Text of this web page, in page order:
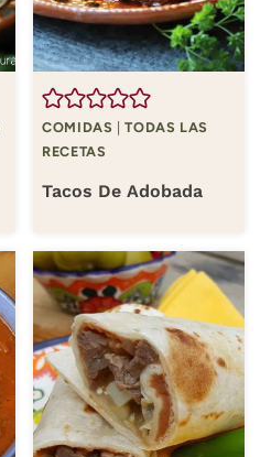
COMIDAS |TODAS LAS
RECETAS
Tacos De Adobada